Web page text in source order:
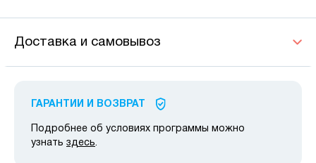
Доставка и самовывоз
ГАРАНТИИ И ВОЗВРАТ
Подробнее об условиях программы можно
узнать здесь.